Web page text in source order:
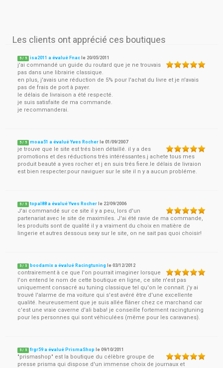
Les clients ont apprécié ces boutiques
5 / 5 isa2011 a évalué Fnac le 20/05/2011
j'ai commandé un guide du routard que je ne trouvais
pas dans une librairie classique.
en plus, j'avais une réduction de 5% pour l'achat du livre et je n'avais
pas de frais de port à payer.
le délais de livraison a été respecté.
je suis satisfaite de ma commande.
je recommanderai.
5 / 5 moaa51 a évalué Yves Rocher le01/09/2007
je trouve que le site est trés bien détaillé. il y a des
promotions et des réductions trés intéréssantes.j achete tous mes
produit beauté a yves rocher et j en suis trés fiere.le délais de livraion
est bien respecter.pour naviguer sur le site il n y a aucun probléme.
5 / 5 topal88 a évalué Yves Rocher le 22/09/2006
J'ai commandé sur ce site il y a peu, lors d'un
partenariat avec le site de maximiles. J'ai été ravie de ma commande,
les produits sont de qualité il y a vraiment du choix en matière de
lingerie et autres dessous sexy sur le site, on ne sait pas quoi choisir!
5 / 5 boodamix a évalué Racingtuning le03/12/2012
contrairement à ce que l'on pourrait imaginer lorsque
l'on entend le nom de cette boutique en ligne, ce site n'est pas
uniquement consacré au tuning classique tel qu'on le connait. j'y ai
trouvé l'alarme de ma voiture qui s'est avéré être d'une excellente
qualité. heureusement que je suis allée flâner chez ce marchand car
c'est une vraie caverne d'ali baba! je conseille fortement racingtuning
pour les personnes qui sont véhiculées (même pour les caravanes).
5 / 5 frgr59 a évalué PrismaShop le09/10/2011
"prismashop" est la boutique du célèbre groupe de
presse prisma qui dispose d'un immense choix de journaux et